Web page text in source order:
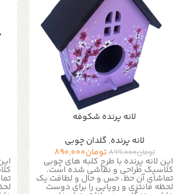
لانه پرنده شکوفه
لانه پرنده, گلدان چوبی
تومان899,000تومان890,000
این لانه پرنده با طرح کلبه های چوبی
کلاسیک طراحی و نقاشی شده است.
تماشای آن حظ، حس و حال و لطافت یک
لحظه فانتزی و رویایی را برای دوست